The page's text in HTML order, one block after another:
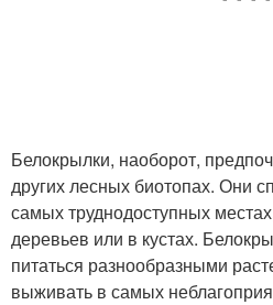
Белокрылки, наоборот,
других лесных биотопах. Они
самых труднодоступных
деревьев или в кустах.
питаться разнообразными
выживать в самых